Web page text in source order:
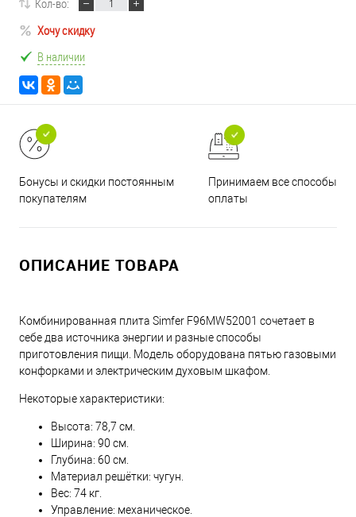
Кол-во:
Хочу скидку
В наличии
Бонусы и скидки постоянным
покупателям
Принимаем все способы
оплаты
ОПИСАНИЕ ТОВАРА
Комбинированная плита Simfer F96MW52001 сочетает в
себе два источника энергии и разные способы
приготовления пищи. Модель оборудована пятью газовыми
конфорками и электрическим духовым шкафом.
Некоторые характеристики:
Высота: 78,7 см.
Ширина: 90 см.
Глубина: 60 см.
Материал решётки: чугун.
Вес: 74 кг.
Управление: механическое.